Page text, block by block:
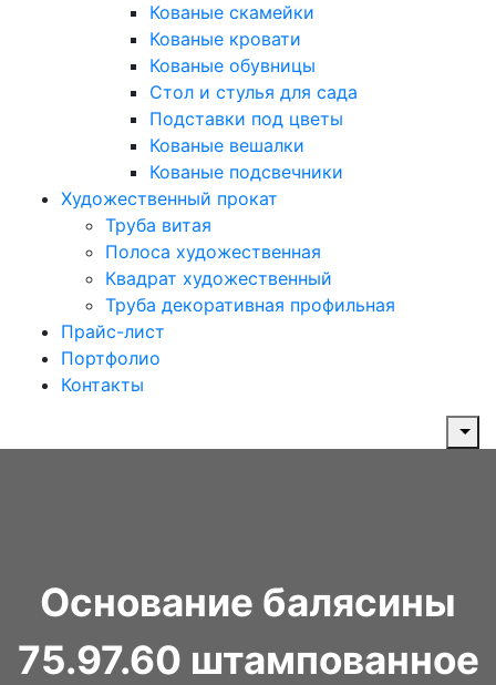
Кованые скамейки
Кованые кровати
Кованые обувницы
Стол и стулья для сада
Подставки под цветы
Кованые вешалки
Кованые подсвечники
Художественный прокат
Труба витая
Полоса художественная
Квадрат художественный
Труба декоративная профильная
Прайс-лист
Портфолио
Контакты
Основание балясины
75.97.60 штампованное